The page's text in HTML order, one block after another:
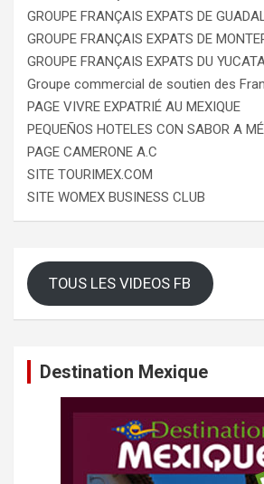
GROUPE FRANÇAIS EXPATS DE
GROUPE FRANÇAIS EXPATS DE
GROUPE FRANÇAIS EXPATS DU
Groupe commercial de soutien des
PAGE VIVRE EXPATRIÉ AU MEXIQUE
PEQUEÑOS HOTELES CON SABOR A
PAGE CAMERONE A.C
SITE TOURIMEX.COM
SITE WOMEX BUSINESS CLUB
TOUS LES VIDEOS FB
Destination Mexique